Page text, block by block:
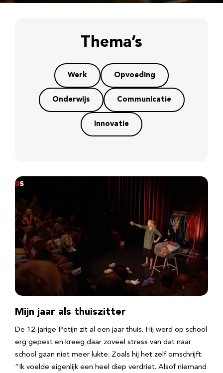
Thema’s
Werk Opvoeding
Onderwijs Communicatie
Innovatie
Mijn jaar als thuiszitter
De 12-jarige Petijn zit al een jaar thuis. Hij werd op school
erg gepest en kreeg daar zoveel stress van dat naar
school gaan niet meer lukte. Zoals hij het zelf omschrijft:
“Ik voelde eigenlijk een heel diep verdriet. Alsof niemand